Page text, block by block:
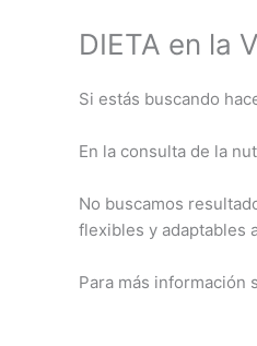
DIETA en la
Si estás buscando
En la consulta de la
No buscamos
flexibles y adaptables
Para más información